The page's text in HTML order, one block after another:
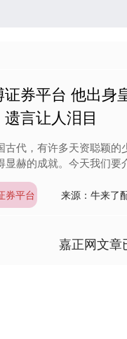
证券平台 他出身
遗言让人泪目
古代，有许多天资聪颖
显赫的成就。今天我们
券平台 来源：牛来了
嘉正网文章